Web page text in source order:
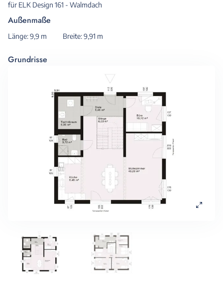
für ELK Design 161 - Walmdach
Außenmaße
Länge: 9,9 m Breite: 9,91 m
Grundrisse